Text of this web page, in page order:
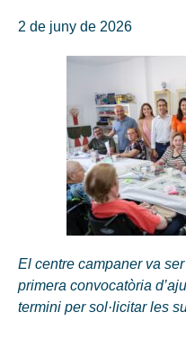
2 de juny de 2026
El centre campaner va
primera convocatòria
termini per sol·licitar les